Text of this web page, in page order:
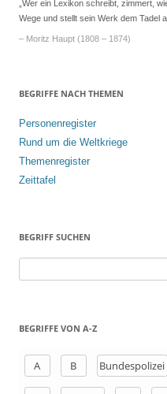
„Wer ein Lexikon schreibt, zimmert,
Wege und stellt sein Werk dem Tadel
– Moritz Haupt (1808 – 1874)
BEGRIFFE NACH THEMEN
Personenregister
Rund um die Weltkriege
Themenregister
Zeittafel
BEGRIFF SUCHEN
h
BEGRIFFE VON A-Z
A B Bundespolizei